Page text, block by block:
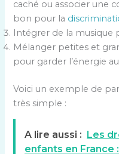
caché ou associer une
bon pour la
Intégrer de la musique
Mélanger petites et
pour garder l’énergie
Voici un exemple de
très simple :
A lire aussi : Les
enfants en France